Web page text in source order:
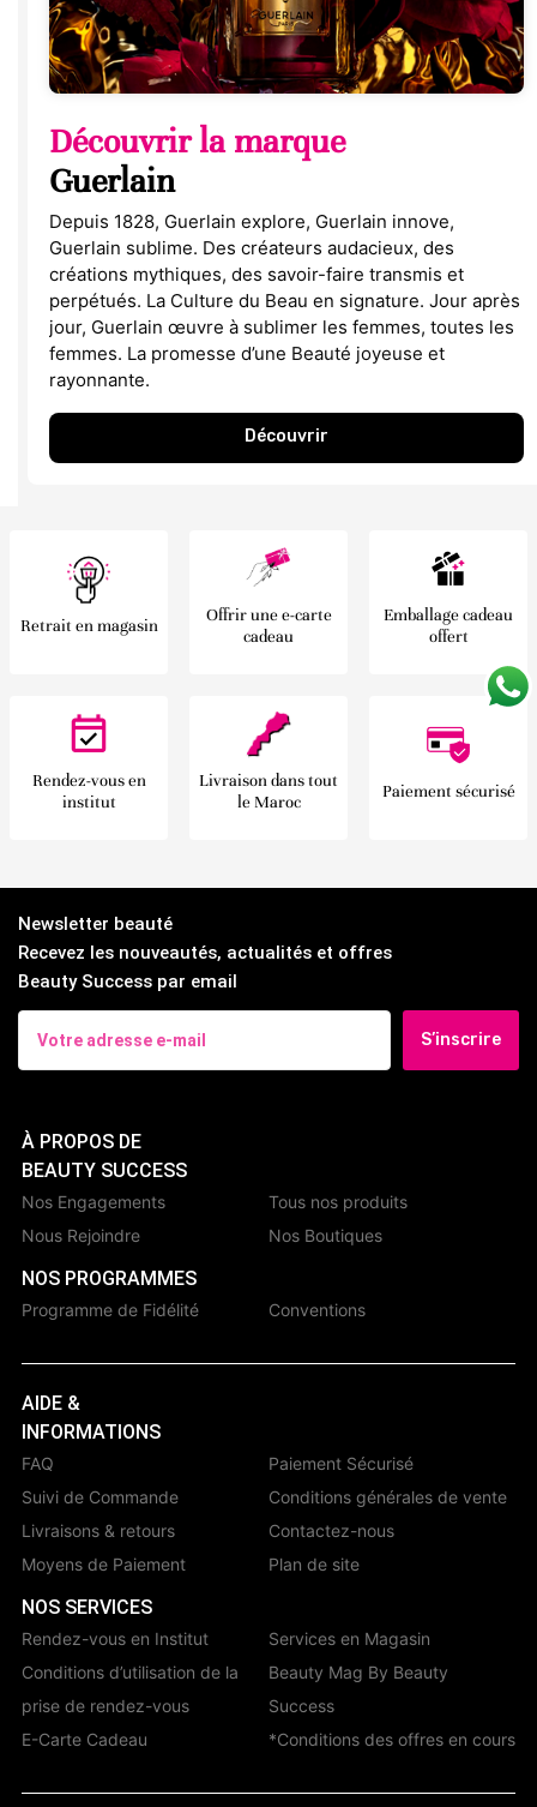
Découvrir la marque
Guerlain
Depuis 1828, Guerlain explore, Guerlain innove,
Guerlain sublime. Des créateurs audacieux, des
créations mythiques, des savoir-faire transmis et
perpétués. La Culture du Beau en signature. Jour après
jour, Guerlain œuvre à sublimer les femmes, toutes les
femmes. La promesse d’une Beauté joyeuse et
rayonnante.
Découvrir
Retrait en magasin
Offrir une e-carte
cadeau
Emballage cadeau
offert
Rendez-vous en
institut
Livraison dans tout
le Maroc
Paiement sécurisé
Newsletter beauté
Recevez les nouveautés, actualités et offres
Beauty Success par email
S’inscrire
À PROPOS DE
BEAUTY SUCCESS
Nos Engagements
Nous Rejoindre
Tous nos produits
Nos Boutiques
NOS PROGRAMMES
Programme de Fidélité Conventions
AIDE &
INFORMATIONS
FAQ
Suivi de Commande
Livraisons & retours
Moyens de Paiement
Paiement Sécurisé
Conditions générales de vente
Contactez-nous
Plan de site
NOS SERVICES
Rendez-vous en Institut
Conditions d’utilisation de la
prise de rendez-vous
E-Carte Cadeau
Services en Magasin
Beauty Mag By Beauty
Success
*Conditions des offres en cours